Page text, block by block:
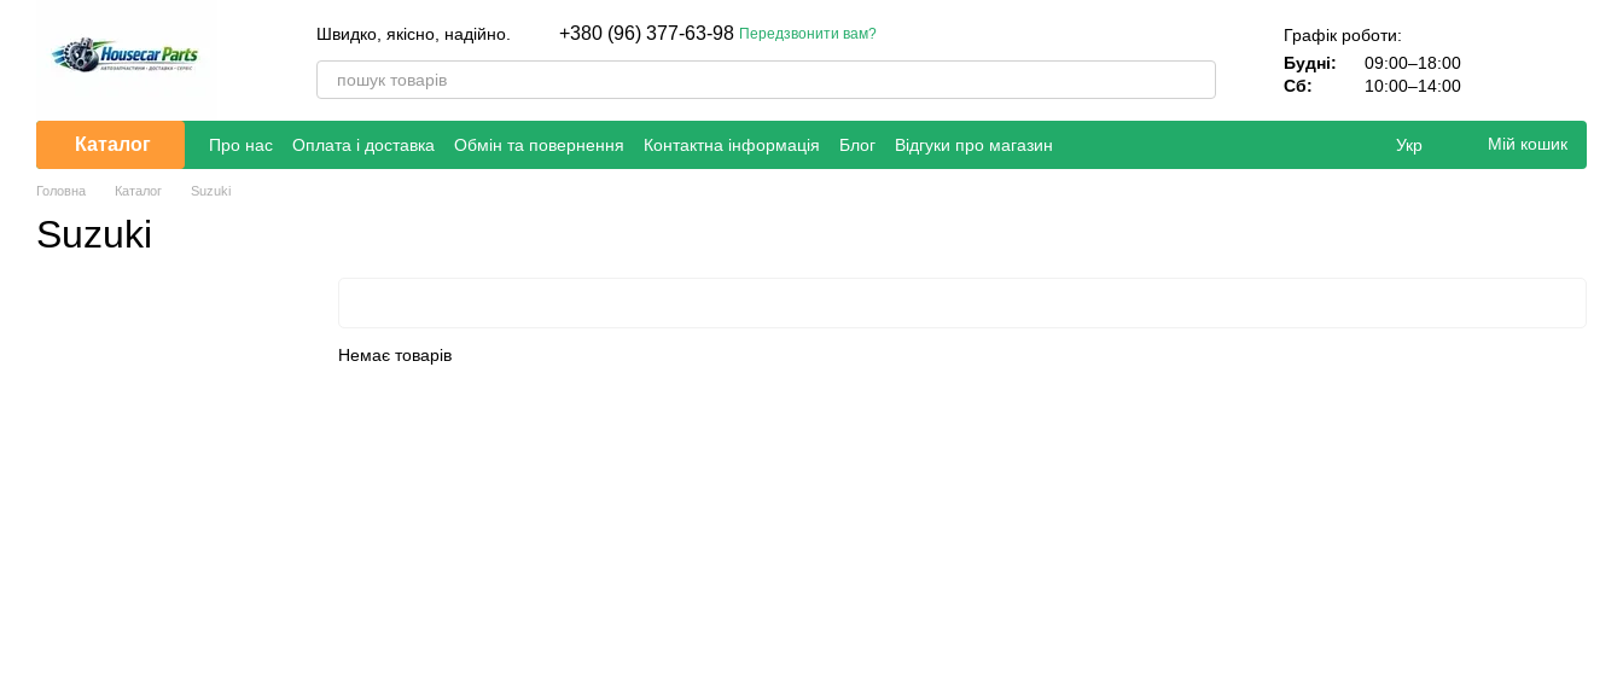
Швидко, якісно, надійно.
+380 (96) 377-63-98 Передзвонити вам?
Графік роботи:
Будні:
09:00–18:00
Сб:
10:00–14:00
Каталог Про нас Оплата і доставка Обмін та повернення Контактна інформація Блог Відгуки про магазин Укр Мій кошик
Головна Каталог Suzuki
Suzuki
Немає товарів